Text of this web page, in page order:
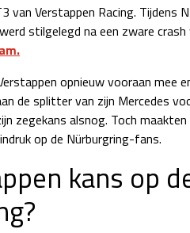
van Verstappen Racing. Tijdens
stilgelegd na een zware
opnieuw vooraan mee
de splitter van zijn Mercedes
zegekans alsnog. Toch maakten
op de Nürburgring-fans.
kans op